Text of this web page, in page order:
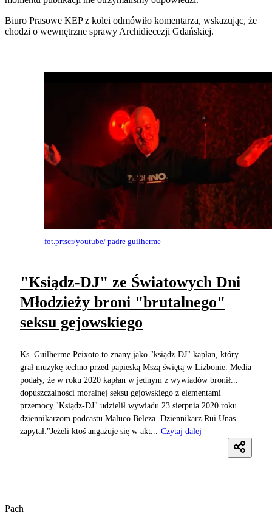
Biuro Prasowe KEP z kolei odmówiło komentarza, wskazując, że
chodzi o wewnętrzne sprawy Archidiecezji Gdańskiej.
fot.prtscr/youtube/ padre guilherme
"Ksiądz-DJ" ze Światowych Dni
Młodzieży broni "brutalnego"
seksu gejowskiego
Ks. Guilherme Peixoto to znany jako "ksiądz-DJ" kapłan, który
grał muzykę techno przed papieską Mszą świętą w Lizbonie. Media
podały, że w roku 2020 kapłan w jednym z wywiadów bronił...
dopuszczalności moralnej seksu gejowskiego z elementami
przemocy."Ksiądz-DJ" udzielił wywiadu 23 sierpnia 2020 roku
dziennikarzom podcastu Maluco Beleza. Dziennikarz Rui Unas
zapytał:"Jeżeli ktoś angażuje się w akt...
Czytaj dalej
Pach